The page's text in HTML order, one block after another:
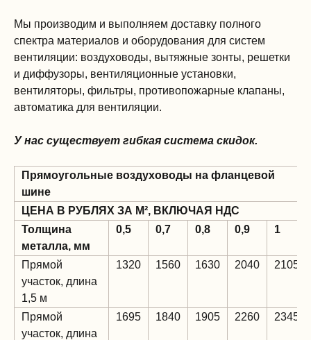
Мы производим и выполняем доставку полного
спектра материалов и оборудования для систем
вентиляции: воздуховоды, вытяжные зонты, решетки
и диффузоры, вентиляционные установки,
вентиляторы, фильтры, противопожарные клапаны,
автоматика для вентиляции.
У нас существует гибкая система скидок.
Прямоугольные воздуховоды на фланцевой
шине
ЦЕНА В РУБЛЯХ ЗА М², ВКЛЮЧАЯ НДС
Толщина
металла, мм
0,5 0,7 0,8 0,9 1
Прямой
участок, длина
1,5 м
1320 1560 1630 2040 2105
Прямой
участок, длина
1695 1840 1905 2260 2345